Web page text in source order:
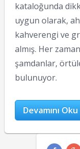
kataloğunda
uygun olarak,
kahverengi ve
almış. Her
şamdanlar,
bulunuyor.
Devamını